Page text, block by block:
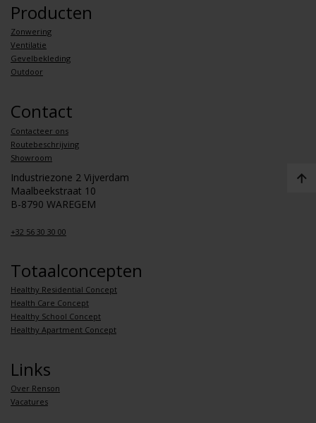
Producten
Zonwering
Ventilatie
Gevelbekleding
Outdoor
Contact
Contacteer ons
Routebeschrijving
Showroom
Industriezone 2 Vijverdam
Maalbeekstraat 10
B-8790 WAREGEM
+32 56 30 30 00
Totaalconcepten
Healthy Residential Concept
Health Care Concept
Healthy School Concept
Healthy Apartment Concept
Links
Over Renson
Vacatures